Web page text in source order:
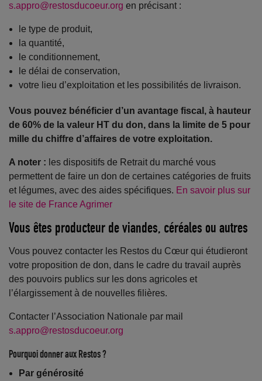
s.appro@restosducoeur.org en précisant :
le type de produit,
la quantité,
le conditionnement,
le délai de conservation,
votre lieu d’exploitation et les possibilités de livraison.
Vous pouvez bénéficier d’un avantage fiscal, à hauteur
de 60% de la valeur HT du don, dans la limite de 5 pour
mille du chiffre d’affaires de votre exploitation.
A noter : les dispositifs de Retrait du marché vous
permettent de faire un don de certaines catégories de fruits
et légumes, avec des aides spécifiques. En savoir plus sur
le site de France Agrimer
Vous êtes producteur de viandes, céréales ou autres
Vous pouvez contacter les Restos du Cœur qui étudieront
votre proposition de don, dans le cadre du travail auprès
des pouvoirs publics sur les dons agricoles et
l’élargissement à de nouvelles filières.
Contacter l’Association Nationale par mail
s.appro@restosducoeur.org
Pourquoi donner aux Restos ?
Par générosité